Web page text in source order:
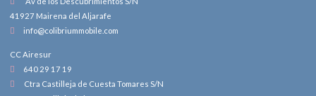
41927 Mairena del Aljarafe
info@colibriummobile.com
CC Airesur
640 29 17 19
Ctra Castilleja de Cuesta Tomares S/N